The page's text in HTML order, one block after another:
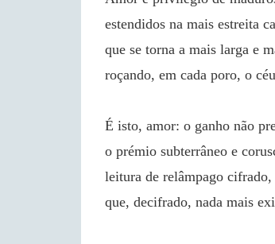
estendidos na mais estreita
que se torna a mais larga e
roçando, em cada poro, o
É isto, amor: o ganho não
o prémio subterrâneo e
leitura de relâmpago cifrado,
que, decifrado, nada mais